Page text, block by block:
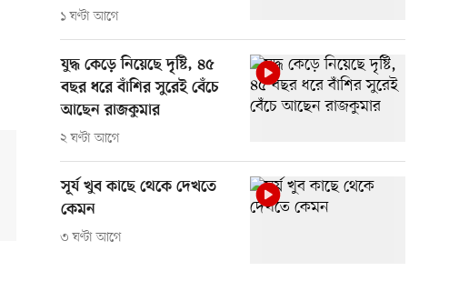
১ ঘণ্টা আগে
যুদ্ধ কেড়ে নিয়েছে দৃষ্টি, ৪৫
বছর ধরে বাঁশির সুরেই বেঁচে
আছেন রাজকুমার
২ ঘণ্টা আগে
সূর্য খুব কাছে থেকে দেখতে
কেমন
৩ ঘণ্টা আগে